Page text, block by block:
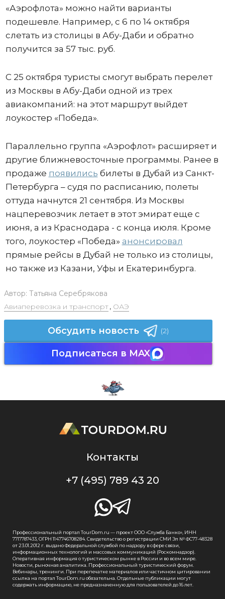
«Аэрофлота» можно найти варианты
подешевле. Например, с 6 по 14 октября
слетать из столицы в Абу-Даби и обратно
получится за 57 тыс. руб.
С 25 октября туристы смогут выбрать перелет
из Москвы в Абу-Даби одной из трех
авиакомпаний: на этот маршрут выйдет
лоукостер «Победа».
Параллельно группа «Аэрофлот» расширяет и
другие ближневосточные программы. Ранее в
продаже появились билеты в Дубай из Санкт-
Петербурга – судя по расписанию, полеты
оттуда начнутся 21 сентября. Из Москвы
нацперевозчик летает в этот эмират еще с
июня, а из Краснодара - с конца июля. Кроме
того, лоукостер «Победа» анонсировал
прямые рейсы в Дубай не только из столицы,
но также из Казани, Уфы и Екатеринбурга.
Автор: Татьяна Серебрякова
Авиаперевозка и транспорт, ОАЭ
Обсудить новость (2)
Подписаться в MAX
Контакты
+7 (495) 789 43 20
Профессиональный портал TourDom.ru — проект ООО «Служба Банко», ИНН
7717787433, ОГРН 1147746708284. Свидетельство о регистрации СМИ Эл № ФС77-48328
от 23.01.2012 г. выдано Федеральной службой по надзору в сфере связи,
информационных технологий и массовых коммуникаций (Роскомнадзор).
Оперативная информация о туристическом рынке в России и во всем мире.
Новости, рыночная аналитика. Профессиональный туристический форум.
Вебинары, тренинги. При перепечатке материалов или частичном цитировании
ссылка на портал TourDom.ru обязательна. Отдельные публикации могут
содержать информацию, не предназначенную для пользователей до 16 лет.